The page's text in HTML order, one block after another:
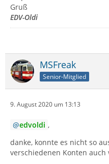
Gruß
EDV-Oldi
MSFreak
Senior-Mitglied
9. August 2020 um 13:13
edvoldi ,
danke, konnte es nicht so
verschiedenen Konten